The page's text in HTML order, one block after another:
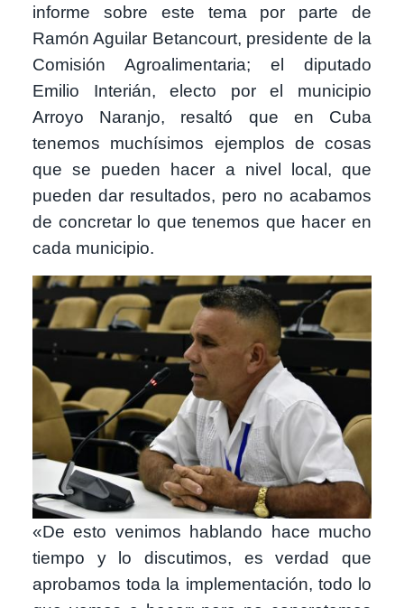
informe sobre este tema por parte de
Ramón Aguilar Betancourt, presidente de la
Comisión Agroalimentaria; el diputado
Emilio Interián, electo por el municipio
Arroyo Naranjo, resaltó que en Cuba
tenemos muchísimos ejemplos de cosas
que se pueden hacer a nivel local, que
pueden dar resultados, pero no acabamos
de concretar lo que tenemos que hacer en
cada municipio.
Image
«De esto venimos hablando hace mucho
tiempo y lo discutimos, es verdad que
aprobamos toda la implementación, todo lo